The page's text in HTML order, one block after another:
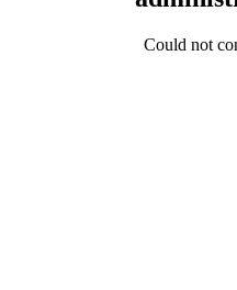
Could not